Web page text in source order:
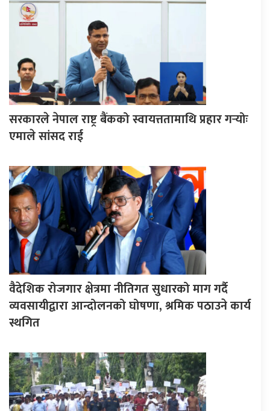
सरकारले नेपाल राष्ट्र बैंकको स्वायत्ततामाथि प्रहार गर्‍योः
एमाले सांसद राई
वैदेशिक रोजगार क्षेत्रमा नीतिगत सुधारको माग गर्दै
व्यवसायीद्वारा आन्दोलनको घोषणा, श्रमिक पठाउने कार्य
स्थगित